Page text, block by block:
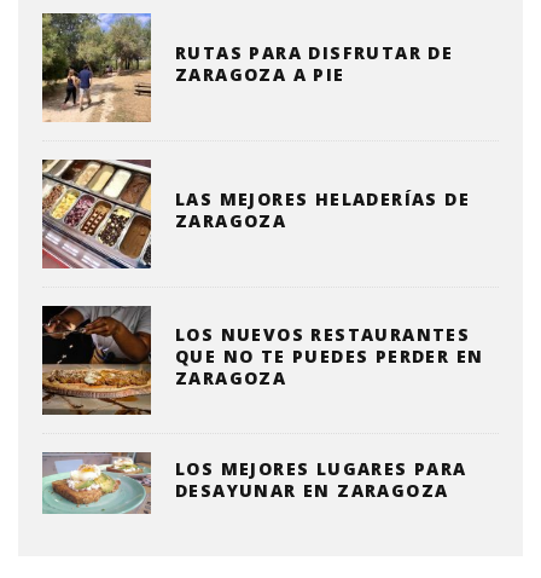
RUTAS PARA DISFRUTAR DE
ZARAGOZA A PIE
LAS MEJORES HELADERÍAS DE
ZARAGOZA
LOS NUEVOS RESTAURANTES
QUE NO TE PUEDES PERDER EN
ZARAGOZA
LOS MEJORES LUGARES PARA
DESAYUNAR EN ZARAGOZA